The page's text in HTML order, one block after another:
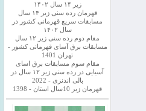
زیر ۱۴ سال ۱۴۰۲
قهرمان رده سنی زیر ۱۴ سال
مسابقات سریع قهرمانی کشور در
سال ۱۴۰۲
مقام دوم رده سنی زیر ۱۲ سال
مسابقات برق آسای قهرمانی کشور -
تهران 1401
مقام سوم مسابقات برق اسای
آسیایی در رده سنی زیر ۱۲ سال در
بالی اندنزی - 2022
قهرمان زیر 10سال استان - 1398